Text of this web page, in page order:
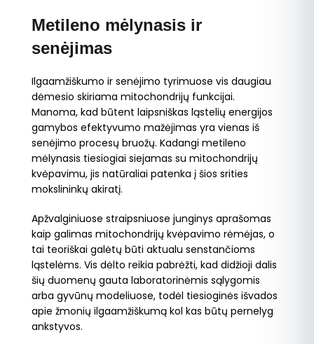
Metileno mėlynasis ir
senėjimas
Ilgaamžiškumo ir senėjimo tyrimuose vis daugiau
dėmesio skiriama mitochondrijų funkcijai.
Manoma, kad būtent laipsniškas ląstelių energijos
gamybos efektyvumo mažėjimas yra vienas iš
senėjimo procesų bruožų. Kadangi metileno
mėlynasis tiesiogiai siejamas su mitochondrijų
kvėpavimu, jis natūraliai patenka į šios srities
mokslininkų akiratį.
Apžvalginiuose straipsniuose junginys aprašomas
kaip galimas mitochondrijų kvėpavimo rėmėjas, o
tai teoriškai galėtų būti aktualu senstančioms
ląstelėms. Vis dėlto reikia pabrėžti, kad didžioji dalis
šių duomenų gauta laboratorinėmis sąlygomis
arba gyvūnų modeliuose, todėl tiesioginės išvados
apie žmonių ilgaamžiškumą kol kas būtų pernelyg
ankstyvos.